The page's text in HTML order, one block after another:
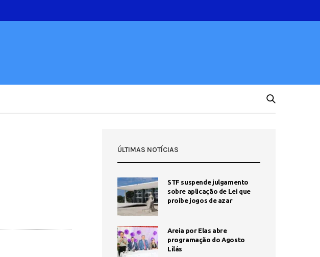
ÚLTIMAS NOTÍCIAS
STF suspende julgamento
sobre aplicação de Lei que
proíbe jogos de azar
Areia por Elas abre
programação do Agosto
Lilás